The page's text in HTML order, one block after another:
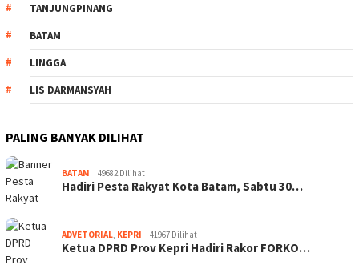
TANJUNGPINANG
BATAM
LINGGA
LIS DARMANSYAH
PALING BANYAK DILIHAT
BATAM 49682 Dilihat
Hadiri Pesta Rakyat Kota Batam, Sabtu 30…
ADVETORIAL, KEPRI 41967 Dilihat
Ketua DPRD Prov Kepri Hadiri Rakor FORKO…